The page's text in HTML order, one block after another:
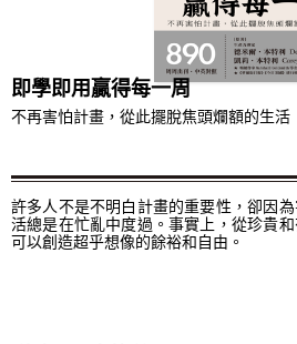
即學即用贏得每一周
不再害怕計畫，從此擺脫焦頭爛額的生活
許多人不是不明白計畫的重要性，卻因
活總是在忙亂中度過。事實上，從珍貴
可以創造超乎想像的餘裕和自由。